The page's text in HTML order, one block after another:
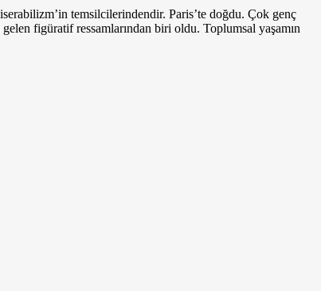
temsilcilerindendir. Paris’te doğdu. Çok genç
figüratif ressamların­dan biri oldu. Toplumsal yaşamın